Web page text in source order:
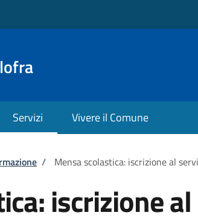
Servizi Vivere il Comune
/ Mensa scolastica: iscrizione al
iscrizione